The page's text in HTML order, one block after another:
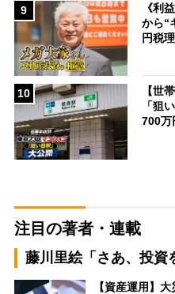
9
《利
から“
円税
10
【世
「狙
700
注目の著者・連載
藤川里絵「さあ、投資
【資産運用】